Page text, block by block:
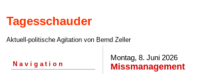
Tagesschauder
Aktuell-politische Agitation von Bernd Zeller
Navigation
Montag, 8. Juni 2026
Missmanagement